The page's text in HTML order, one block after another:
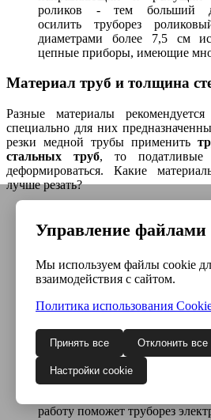
Управление файлами
Мы используем файлы cookie
взаимодействия с сайтом.
Политика использования
Принять все Отклонить все
Настройки cookie
роликов - тем больший
осилить труборез
диаметрами более 7,5 см
цепные приборы, имеющие
Материал труб и толщина
Разные материалы
специально для них
резки медной трубы применить
стальных труб, то податливые
деформироваться. Какие
лучше резать?
Пластиковые и
можно резать
совсем не обязательно
электрический. Правда, если
будут уставать. Для
лучше подойдеттруборез
предназначенный для труб
Для мягких металлов
нержавейка) подойдет
инструмента.
Для стали и чугуна лучше
роликовый или
работу поможет труборез